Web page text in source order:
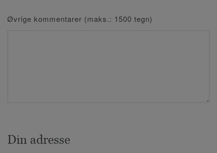
Øvrige kommentarer (maks.: 1500 tegn)
Din adresse